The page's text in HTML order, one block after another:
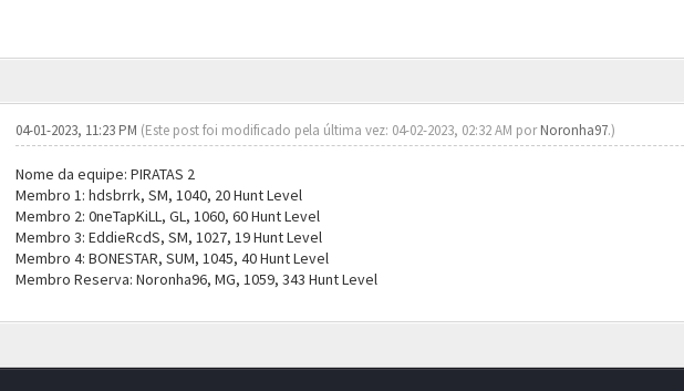
04-01-2023, 11:23 PM (Este post foi modificado pela última vez: 04-02-2023, 02:32 AM porNoronha97.)
Nome da equipe: PIRATAS 2
Membro 1: hdsbrrk, SM, 1040, 20 Hunt Level
Membro 2: 0neTapKiLL, GL, 1060, 60 Hunt Level
Membro 3: EddieRcdS, SM, 1027, 19 Hunt Level
Membro 4: BONESTAR, SUM, 1045, 40 Hunt Level
Membro Reserva: Noronha96, MG, 1059, 343 Hunt Level